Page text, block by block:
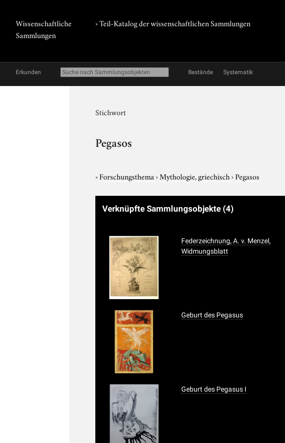
Wissenschaftliche
Sammlungen
› Teil-Katalog der wissenschaftlichen Sammlungen
Erkunden Bestände Systematik
Stichwort
Pegasos
›Forschungsthema›Mythologie, griechisch›Pegasos
Verknüpfte Sammlungsobjekte (4)
Federzeichnung, A. v. Menzel,
Widmungsblatt
Geburt des Pegasus
Geburt des Pegasus I